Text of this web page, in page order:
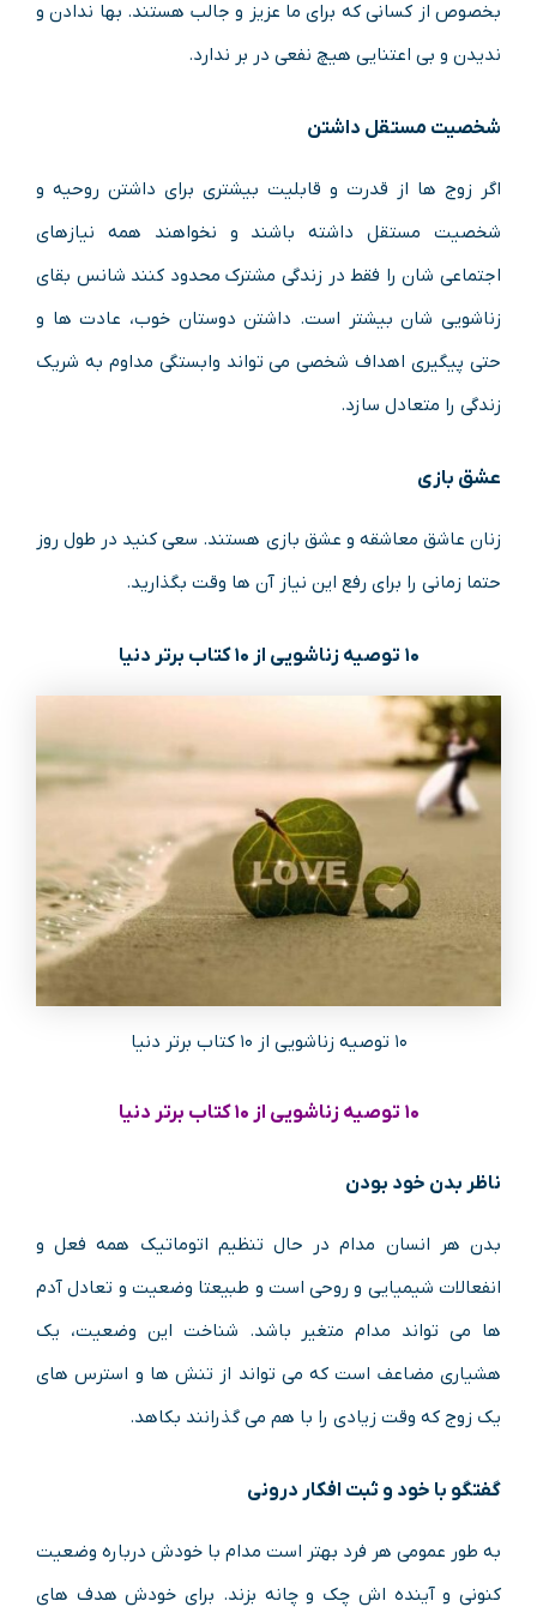
بخصوص از کسانی که برای ما عزیز و جالب هستند. بها ندادن و
ندیدن و بی اعتنایی هیچ نفعی در بر ندارد.
شخصیت مستقل داشتن
اگر زوج ها از قدرت و قابلیت بیشتری برای داشتن روحیه و
شخصیت مستقل داشته باشند و نخواهند همه نیازهای
اجتماعی شان را فقط در زندگی مشترک محدود کنند شانس بقای
زناشویی شان بیشتر است. داشتن دوستان خوب، عادت ها و
حتی پیگیری اهداف شخصی می تواند وابستگی مداوم به شریک
زندگی را متعادل سازد.
عشق بازی
زنان عاشق معاشقه و عشق بازی هستند. سعی کنید در طول روز
حتما زمانی را برای رفع این نیاز آن ها وقت بگذارید.
۱۰ توصیه زناشویی از ۱۰ کتاب برتر دنیا
۱۰ توصیه زناشویی از ۱۰ کتاب برتر دنیا
۱۰ توصیه زناشویی از ۱۰ کتاب برتر دنیا
ناظر بدن خود بودن
بدن هر انسان مدام در حال تنظیم اتوماتیک همه فعل و
انفعالات شیمیایی و روحی است و طبیعتا وضعیت و تعادل آدم
ها می تواند مدام متغیر باشد. شناخت این وضعیت، یک
هشیاری مضاعف است که می تواند از تنش ها و استرس های
یک زوج که وقت زیادی را با هم می گذرانند بکاهد.
گفتگو با خود و ثبت افکار درونی
به طور عمومی هر فرد بهتر است مدام با خودش درباره وضعیت
کنونی و آینده اش چک و چانه بزند. برای خودش هدف های